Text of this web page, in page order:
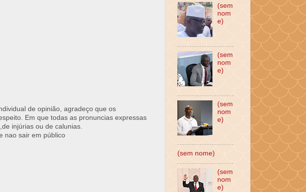
de opinião, agradeço que os
Em que todas as pronuncias expressas
injúrias ou de calunias.
nao sair em público
(sem
nom
e)
(sem
nom
e)
(sem
nom
e)
(sem nome)
(sem
nom
e)